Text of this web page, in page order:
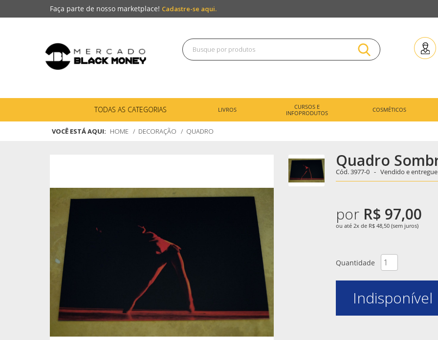
Faça parte de nosso marketplace! Cadastre-se aqui.
TODAS AS CATEGORIAS LIVROS
CURSOS E
INFOPRODUTOS
COSMÉTICOS
VOCÊ ESTÁ AQUI: HOME DECORAÇÃO QUADRO
Quadro
Cód.3977-0 - Vendido e
por R$ 97,00
ou até 2x de R$ 48,50 (sem juros)
Quantidade
Indisponível